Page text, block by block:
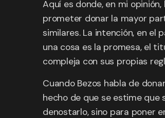
Aquí es donde, en mi
prometer donar la mayor
similares. La intención, en el
una cosa es la promesa, el
compleja con sus propias
Cuando Bezos habla de
hecho de que se estime que
denostarlo, sino para poner